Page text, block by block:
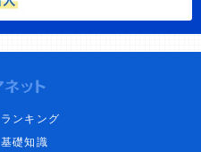
ランキング
基礎知識